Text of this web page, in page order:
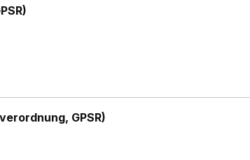
GPSR)